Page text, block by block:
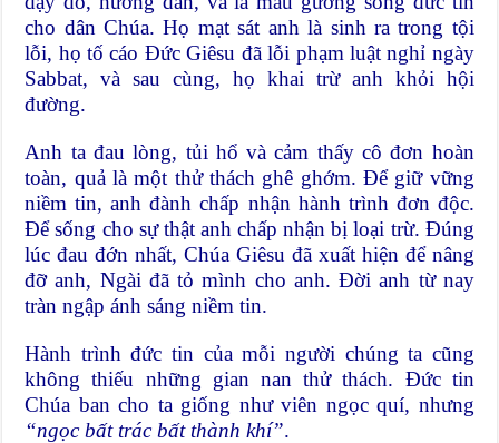
cho dân Chúa. Họ mạt sát anh là sinh ra trong tội
lỗi, họ tố cáo Đức Giêsu đã lỗi phạm luật nghỉ ngày
Sabbat, và sau cùng, họ khai trừ anh khỏi hội
đường.
Anh ta đau lòng, tủi hổ và cảm thấy cô đơn hoàn
toàn, quả là một thử thách ghê ghớm. Để giữ vững
niềm tin, anh đành chấp nhận hành trình đơn độc.
Để sống cho sự thật anh chấp nhận bị loại trừ. Đúng
lúc đau đớn nhất, Chúa Giêsu đã xuất hiện để nâng
đỡ anh, Ngài đã tỏ mình cho anh. Đời anh từ nay
tràn ngập ánh sáng niềm tin.
Hành trình đức tin của mỗi người chúng ta cũng
không thiếu những gian nan thử thách. Đức tin
Chúa ban cho ta giống như viên ngọc quí, nhưng
“ngọc bất trác bất thành khí”.